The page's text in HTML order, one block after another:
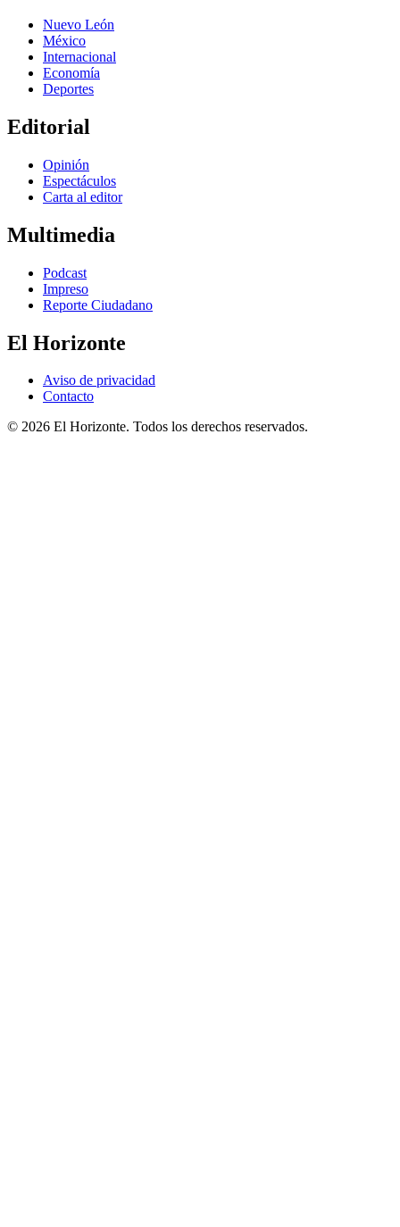
Nuevo León
México
Internacional
Economía
Deportes
Editorial
Opinión
Espectáculos
Carta al editor
Multimedia
Podcast
Impreso
Reporte Ciudadano
El Horizonte
Aviso de privacidad
Contacto
© 2026 El Horizonte. Todos los derechos reservados.